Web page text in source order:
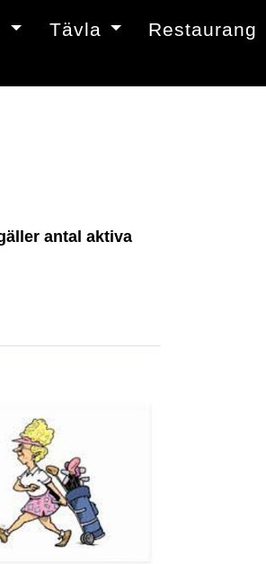
Tävla Restaurang
antal aktiva